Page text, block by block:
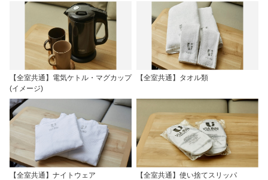
【全室共通】電気ケトル・マグカップ
(イメージ)
【全室共通】タオル類
【全室共通】ナイトウェア 【全室共通】使い捨てスリッパ